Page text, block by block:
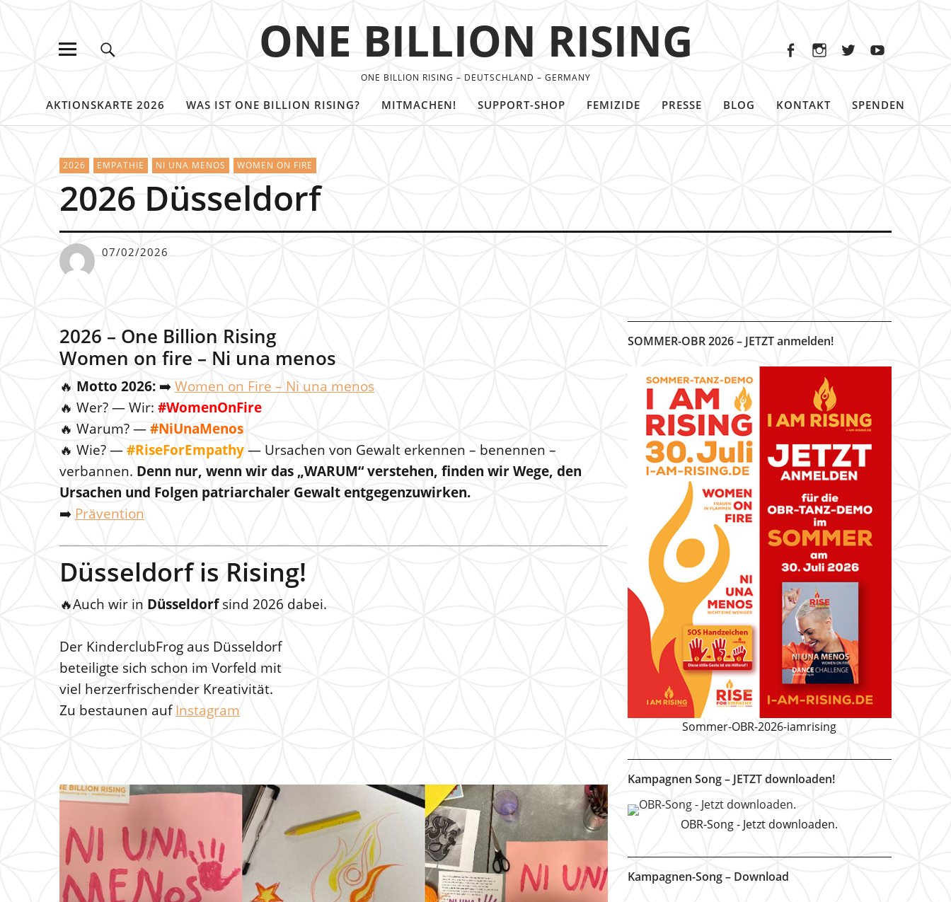
ONE BILLION RISING
ONE BILLION RISING – DEUTSCHLAND – GERMANY
AKTIONSKARTE 2026 WAS IST ONE BILLION RISING? MITMACHEN! SUPPORT-SHOP FEMIZIDE PRESSE BLOG KONTAKT SPENDEN
2026 EMPATHIE NI UNA MENOS WOMEN ON FIRE
2026 Düsseldorf
07/02/2026
2026 – One Billion Rising
Women on fire – Ni una menos
🔥 Motto 2026: ➡️Women on Fire – Ni una menos
🔥 Wer? — Wir: #WomenOnFire
🔥 Warum? —#NiUnaMenos
🔥 Wie? —#RiseForEmpathy— Ursachen von Gewalt erkennen – benennen –
verbannen. Denn nur, wenn wir das „WARUM“ verstehen, finden wir Wege, den
Ursachen und Folgen patriarchaler Gewalt entgegenzuwirken.
➡️ Prävention
Düsseldorf is Rising!
🔥Auch wir in Düsseldorfsind 2026 dabei.
Der KinderclubFrog aus Düsseldorf
beteiligte sich schon im Vorfeld mit
viel herzerfrischender Kreativität.
Zu bestaunen aufInstagram
SOMMER-OBR 2026 – JETZT anmelden!
Sommer-OBR-2026-iamrising
Kampagnen Song – JETZT downloaden!
OBR-Song - Jetzt downloaden.
Kampagnen-Song – Download